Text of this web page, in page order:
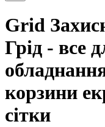
Grid
Грід - все
корзини
сітки